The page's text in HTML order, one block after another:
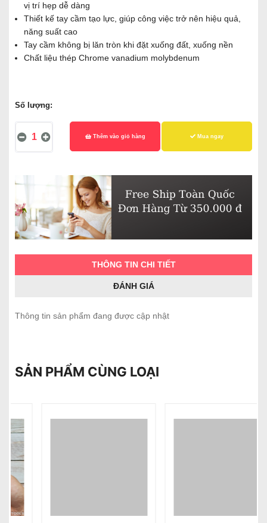
vị trí hẹp dễ dàng
Thiết kế tay cầm tạo lực, giúp công việc trở nên hiệu quả,
năng suất cao
Tay cầm không bị lăn tròn khi đặt xuống đất, xuống nền
Chất liệu thép Chrome vanadium molybdenum
Số lượng:
Thêm vào giỏ hàng Mua ngay
THÔNG TIN CHI TIẾT
ĐÁNH GIÁ
Thông tin sản phẩm đang được cập nhật
SẢN PHẨM CÙNG LOẠI